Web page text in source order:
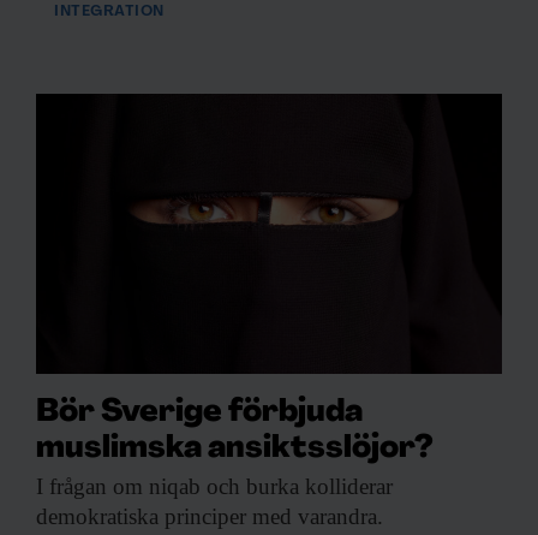
Dessa kan i sin tur kombinera informationen med annan
INTEGRATION
Bör Sverige förbjuda
muslimska ansiktsslöjor?
I frågan om niqab och burka kolliderar
demokratiska principer med varandra.